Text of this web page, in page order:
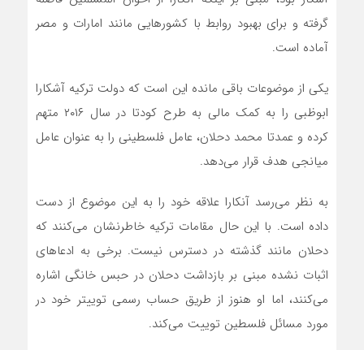
گرفته و برای بهبود روابط با کشور‌هایی مانند امارات و مصر
آماده است.
یکی از موضوعات باقی مانده این است که دولت ترکیه آشکارا
ابوظبی را به کمک مالی به طرح کودتا در سال ۲۰۱۶ متهم
کرده و عمدتا محمد دحلان، عامل فلسطینی را به عنوان عامل
میانجی هدف قرار می‌دهد.
به نظر می‌رسد آنکارا علاقه خود را به این موضوع از دست
داده است. با این حال مقامات ترکیه خاطرنشان می‌کنند که
دحلان مانند گذشته در دسترس نیست. برخی به ادعا‌های
اثبات نشده مبنی بر بازداشت دحلان در حبس خانگی اشاره
می‌کنند، اما او هنوز از طریق حساب رسمی توییتر خود در
مورد مسائل فلسطین توییت می‌کند.